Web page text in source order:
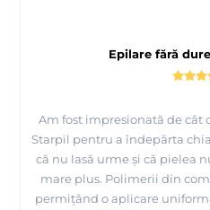
Epilare fără
Am fost impresionată de cât
Starpil pentru a îndepărta
că nu lasă urme și că pielea
mare plus. Polimerii din
permițând o aplicare